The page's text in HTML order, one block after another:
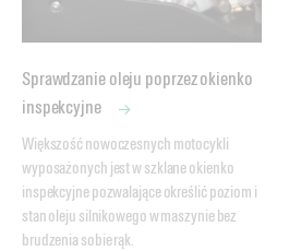
Sprawdzanie oleju poprzez okienko
inspekcyjne
Większość nowoczesnych motocykli
wyposażonych jest w szklane okienko
inspekcyjne pozwalające określić poziom i
stan oleju silnikowego w maszynie bez
brudzenia sobie rąk.